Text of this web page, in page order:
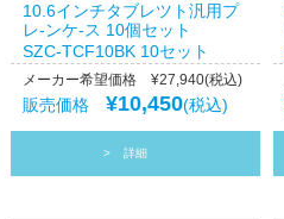
10.6インチタブレツト汎用プ
レ-ンケ-ス 10個セット
SZC-TCF10BK 10セット
メーカー希望価格 ¥27,940(税込)
販売価格 ¥10,450(税込)
詳細